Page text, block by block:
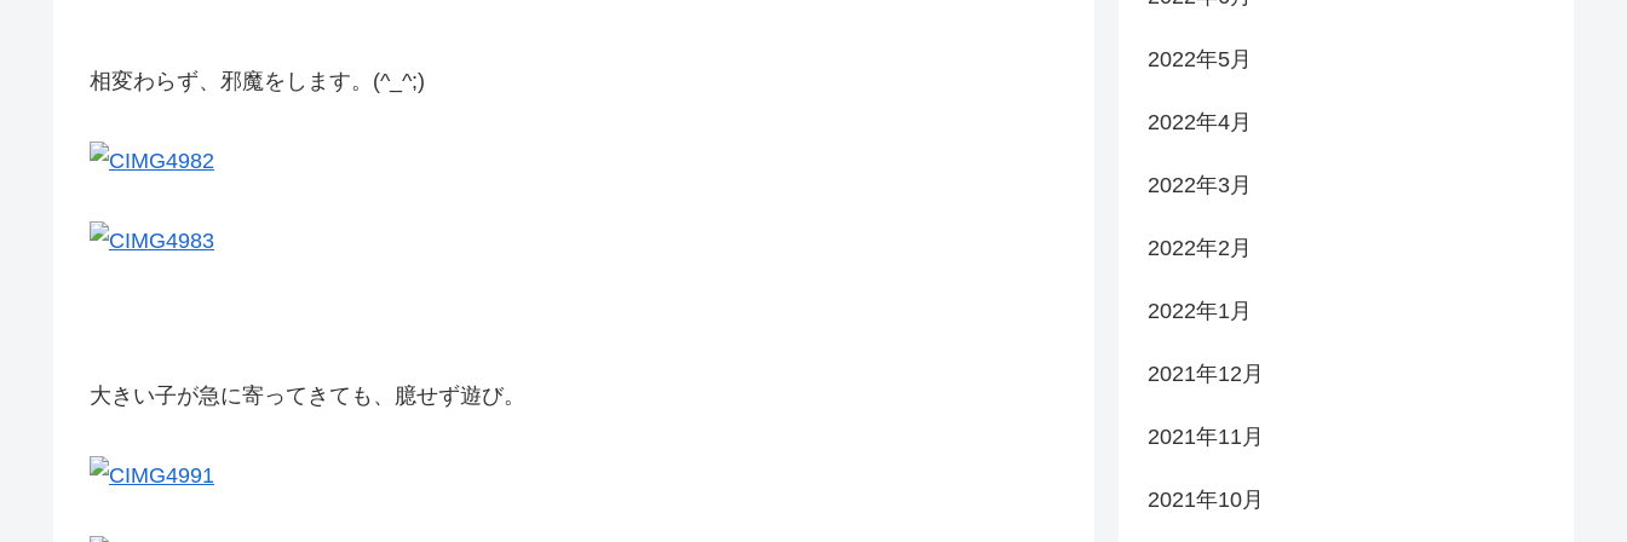
相変わらず、邪魔をします。(^_^;)
大きい子が急に寄ってきても、臆せず遊び。
2022年5月
2022年4月
2022年3月
2022年2月
2022年1月
2021年12月
2021年11月
2021年10月